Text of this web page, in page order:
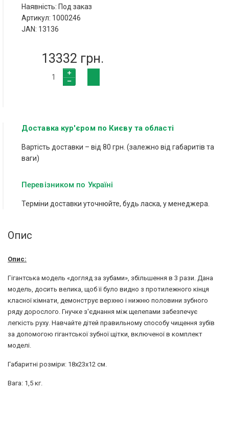
Наявність: Под заказ
Артикул: 1000246
JAN: 13136
13332 грн.
Доставка кур'єром по Києву та області
Вартість доставки – від 80 грн. (залежно від габаритів та
ваги)
Перевізником по Україні
Терміни доставки уточнюйте, будь ласка, у менеджера.
Опис
Опис:
Гігантська модель «догляд за зубами», збільшення в 3 рази. Дана
модель, досить велика, щоб її було видно з протилежного кінця
класної кімнати, демонструє верхню і нижню половини зубного
ряду дорослого. Гнучке з'єднання між щелепами забезпечує
легкість руху. Навчайте дітей правильному способу чищення зубів
за допомогою гігантської зубної щітки, включеної в комплект
моделі.
Габаритні розміри: 18х23х12 см.
Вага: 1,5 кг.